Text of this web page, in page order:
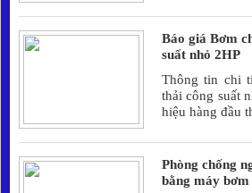
Báo giá Bơm
suất nhỏ 2HP
Thông tin chi
thải công suất
hiệu hàng đầu
Phòng chống
bằng máy